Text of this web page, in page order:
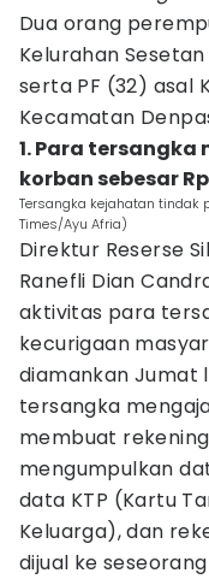
Dua orang
Kelurahan
serta PF (32) asal
Kecamatan
1. Para
korban sebesar
Tersangka kejahatan tindak
Times/Ayu Afria)
Direktur Reserse
Ranefli Dian
aktivitas para
kecurigaan
diamankan Jumat
tersangka
membuat
mengumpulkan
data KTP (Kartu
Keluarga), dan
dijual ke